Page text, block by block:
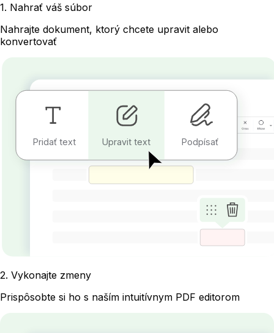
1. Nahrať váš súbor
Nahrajte dokument, ktorý chcete upravit alebo
konvertovať
Pridať text Upravit text Podpísať
2. Vykonajte zmeny
Prispôsobte si ho s naším intuitívnym PDF editorom